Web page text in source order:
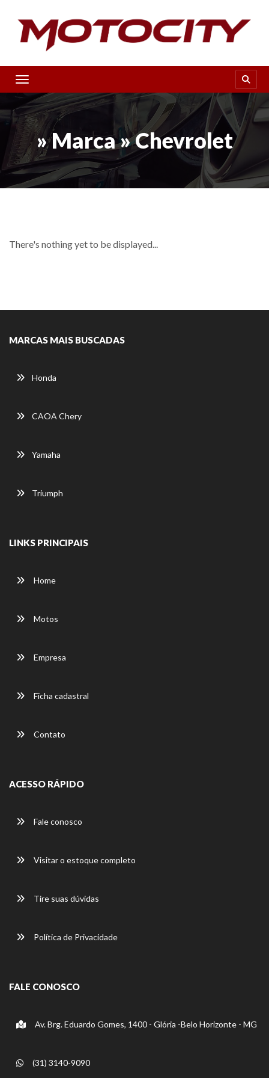
Toggle navigation
» Marca » Chevrolet
There's nothing yet to be displayed...
MARCAS MAIS BUSCADAS
Honda
CAOA Chery
Yamaha
Triumph
LINKS PRINCIPAIS
Home
Motos
Empresa
Ficha cadastral
Contato
ACESSO RÁPIDO
Fale conosco
Visitar o estoque completo
Tire suas dúvidas
Política de Privacidade
FALE CONOSCO
Av. Brg. Eduardo Gomes, 1400 - Glória -Belo Horizonte - MG
(31) 3140-9090